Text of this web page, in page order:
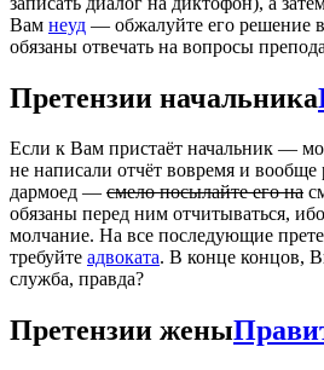
Вам неуд — обжалуйте его решение
обязаны отвечать на вопросы
Претензии начальника
Если к Вам пристаёт начальник —
не написали отчёт вовремя и вообще
дармоед — смело посылайте его на
обязаны перед ним отчитываться,
молчание. На все последующие
требуйте адвоката. В конце концов,
служба, правда?
Претензии жены